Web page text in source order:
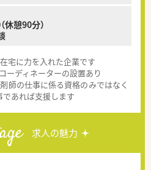
休憩90分）
宅に力を入れた企業です
ーディネーターの設置あり
師の仕事に係る資格のみではなく
あれば支援します
求人の魅力